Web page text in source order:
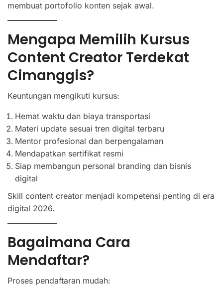
membuat portofolio konten sejak awal.
Mengapa Memilih Kursus
Content Creator Terdekat
Cimanggis?
Keuntungan mengikuti kursus:
Hemat waktu dan biaya transportasi
Materi update sesuai tren digital terbaru
Mentor profesional dan berpengalaman
Mendapatkan sertifikat resmi
Siap membangun personal branding dan bisnis
digital
Skill content creator menjadi kompetensi penting di era
digital 2026.
Bagaimana Cara
Mendaftar?
Proses pendaftaran mudah: